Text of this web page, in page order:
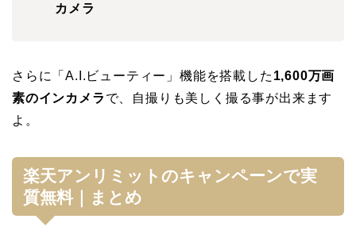
カメラ
さらに「A.I.ビューティー」機能を搭載した 1,600万画
素のインカメラ で、自撮りも美しく撮る事が出来ます
よ。
楽天アンリミットのキャンペーンで実
質無料｜まとめ